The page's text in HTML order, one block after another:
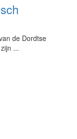
de Dordtse
...